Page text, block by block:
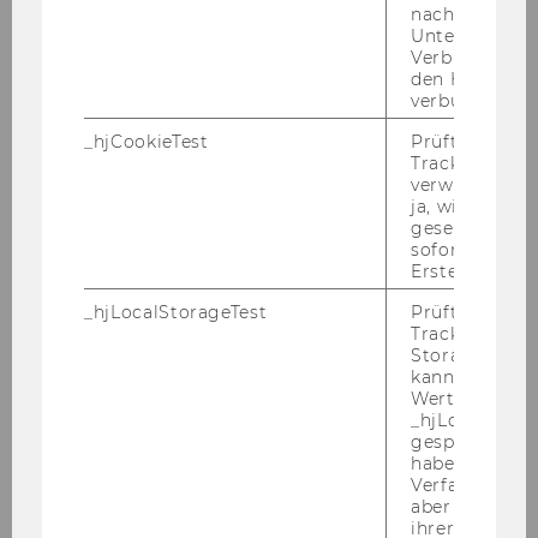
Qua­li­fi­zier­te Per­so­nen mit Be­hin­de­rung sind
be­son­ders ein­ge­la­den sich zu be­wer­ben!
- Er­wei­te­rung der be­stehen­den eLearning-​
- Ein­bin­dung be­stehen­der Prü­fungs­for­ma­te in
die MyLearn-​Umgebung
- Ak­ti­ves Stu­di­um an der WU und dabei guter
Ab­schluss der Statistik-​Lehrveranstaltungen
- Pro­gram­mier­kennt­nis­se in R bzw. RStu­dio
- Gute Kennt­nis­se der Lern­platt­form My­Learn
nach einer
Verbindung
den Hotjar-
verbunden
_hjCookieTest
Prüft, ob der
Tracking
verwenden
ja, wird ein
gesetzt. Wird
sofort nach
Erstellung
_hjLocalStorageTest
Prüft, ob der
Tracking
Storage
kann. Wenn
Wert 1
haben keine
Verfallszeit,
aber fast
ihrer